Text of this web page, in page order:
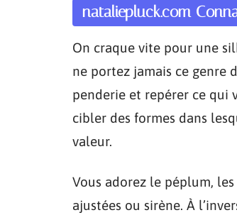
nataliepluck.com
On craque vite pour une
ne portez jamais ce genre
penderie et repérer ce qui
cibler des formes dans
valeur.
Vous adorez le péplum, les
ajustées ou sirène. À